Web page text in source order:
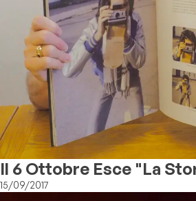
Il 6 Ottobre Esce "La
Attraverso Gli Scatti In
15/09/2017